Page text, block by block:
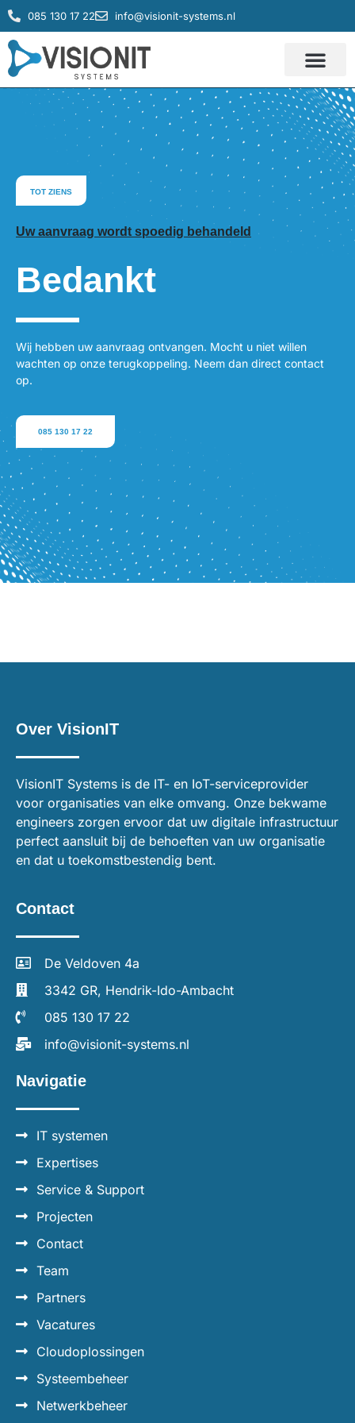
085 130 17 22 info@visionit-systems.nl
TOT ZIENS
Uw aanvraag wordt spoedig behandeld
Bedankt
Wij hebben uw aanvraag ontvangen. Mocht u niet willen
wachten op onze terugkoppeling. Neem dan direct contact
op.
085 130 17 22
Over VisionIT
VisionIT Systems is de IT- en IoT-serviceprovider
voor organisaties van elke omvang. Onze bekwame
engineers zorgen ervoor dat uw digitale infrastructuur
perfect aansluit bij de behoeften van uw organisatie
en dat u toekomstbestendig bent.
Contact
De Veldoven 4a
3342 GR, Hendrik-Ido-Ambacht
085 130 17 22
info@visionit-systems.nl
Navigatie
IT systemen
Expertises
Service & Support
Projecten
Contact
Team
Partners
Vacatures
Cloudoplossingen
Systeembeheer
Netwerkbeheer